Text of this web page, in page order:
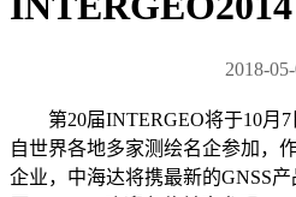
2018-
第20届INTERGEO将于10月7
自世界各地多家测绘名企参加，
企业，中海达将携最新的GNSS